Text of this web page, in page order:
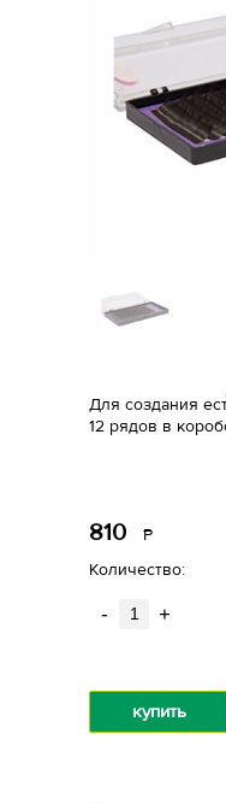
Для создания
12 рядов в
810 Р
Количество:
- +
купить